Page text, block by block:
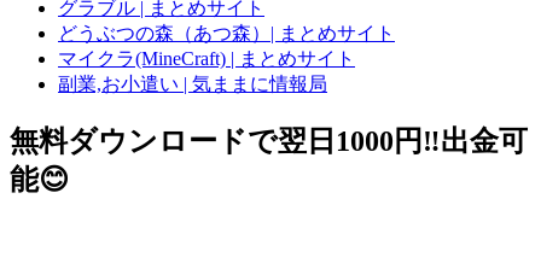
グラブル | まとめサイト
どうぶつの森（あつ森）| まとめサイト
マイクラ(MineCraft) | まとめサイト
副業,お小遣い | 気ままに情報局
無料ダウンロードで翌日1000円‼️出金可
能😊